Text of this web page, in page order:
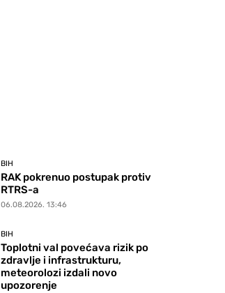
BIH
RAK pokrenuo postupak protiv
RTRS-a
06.08.2026. 13:46
BIH
Toplotni val povećava rizik po
zdravlje i infrastrukturu,
meteorolozi izdali novo
upozorenje